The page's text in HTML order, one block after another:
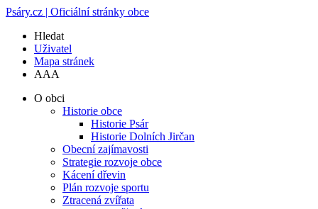
Psáry.cz | Oficiální stránky obce
Hledat
Uživatel
Mapa stránek
AAA
O obci
Historie obce
Historie Psár
Historie Dolních Jirčan
Obecní zajímavosti
Strategie rozvoje obce
Kácení dřevin
Plán rozvoje sportu
Ztracená zvířata